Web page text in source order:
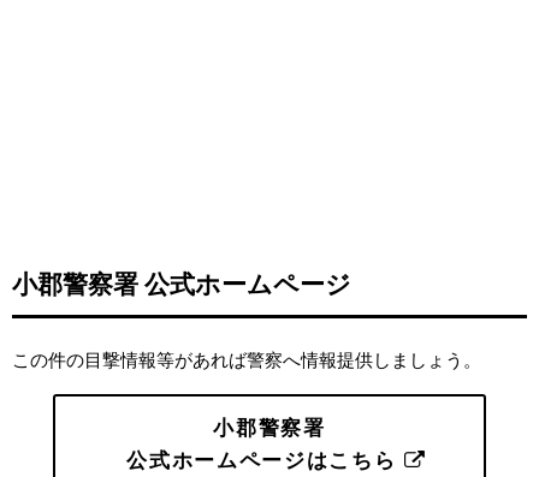
小郡警察署 公式ホームページ
この件の目撃情報等があれば警察へ情報提供しましょう。
小郡警察署
公式ホームページはこちら